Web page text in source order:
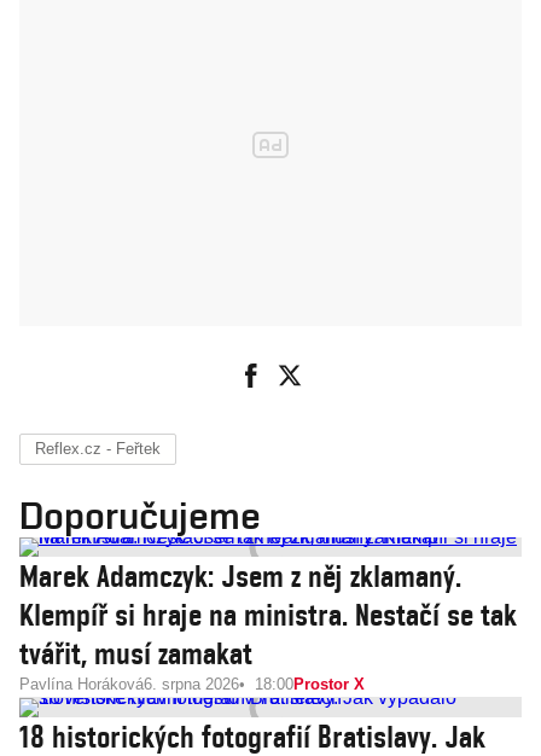
Reflex.cz - Feřtek
Doporučujeme
Marek Adamczyk: Jsem z něj zklamaný.
Klempíř si hraje na ministra. Nestačí se tak
tvářit, musí zamakat
Pavlína Horáková6. srpna 2026 18:00Prostor X
18 historických fotografií Bratislavy. Jak